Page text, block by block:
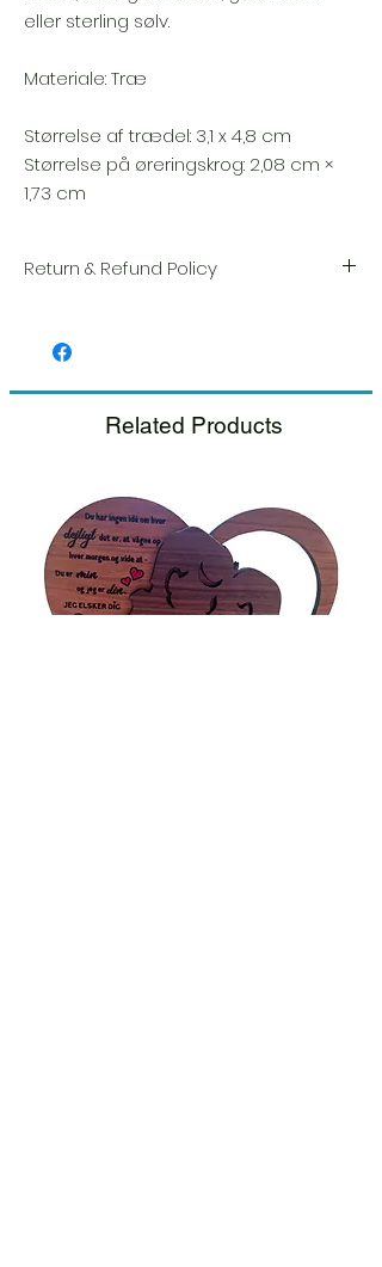
eller sterling sølv.
Materiale: Træ
Størrelse af trædel: 3,1 x 4,8 cm
Størrelse på øreringskrog: 2,08 cm ×
1,73 cm
Return & Refund Policy
vores højeste prioritet, og vi inspicerer altid
Hvis du bemærker nogen skade, når du
billede, så sørger vi for en hurtig
udskiftning.Se venligst vores retur- og
tilbagebetalingspolitik.
Related Products